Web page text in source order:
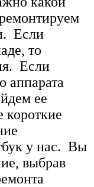
Если
то
Если
аппарата
ее
короткие
у нас. Вы
выбрав